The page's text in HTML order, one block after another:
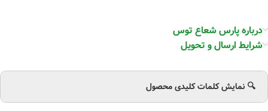
درباره پارس شعاع توس
شرایط ارسال و تحویل
🔍 نمایش کلمات کلیدی محصول